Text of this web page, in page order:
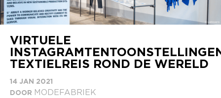
VIRTUELE
TEXTIELREIS ROND DE WERELD
14 JAN 2021
DOOR MODEFABRIEK